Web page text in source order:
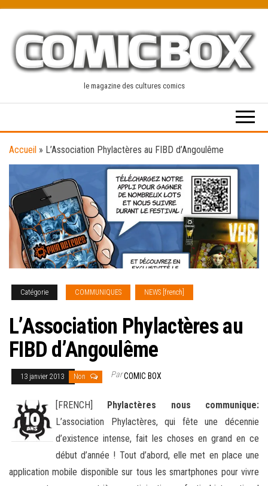
content
le magazine des cultures comics
Accueil » L’Association Phylactères au FIBD d’Angoulême
Catégorie COMMUNIQUES NEWS [french]
L’Association Phylactères au
FIBD d’Angoulême
13 janvier 2013 Non ParCOMIC BOX
[FRENCH] Phylactères nous communique:
L’association Phylactères, qui fête une décennie
d’existence intense, fait les choses en grand en ce
début d’année ! Tout d’abord, elle met en place une
application mobile disponible sur tous les smartphones pour vivre